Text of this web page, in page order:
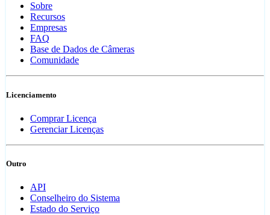
Sobre
Recursos
Empresas
FAQ
Base de Dados de Câmeras
Comunidade
Licenciamento
Comprar Licença
Gerenciar Licenças
Outro
API
Conselheiro do Sistema
Estado do Serviço